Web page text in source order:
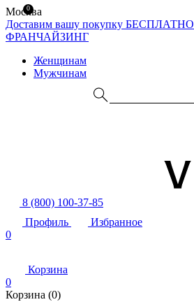
Москва
Доставим вашу покупку БЕСПЛАТНО
ФРАНЧАЙЗИНГ
Женщинам
Мужчинам
8 (800) 100-37-85
Профиль
Избранное
0
Корзина
0
Корзина (0)
0